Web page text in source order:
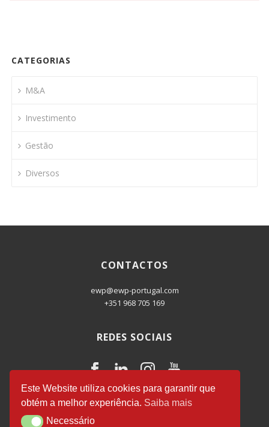
CATEGORIAS
M&A
Investimento
Gestão
Diversos
CONTACTOS
ewp@ewp-portugal.com
+351 968 705 169
REDES SOCIAIS
EWP Business Consulting
Este Website utiliza cookies para garantir que
obtém a melhor experiência. Saiba mais
NecessárioNecessário